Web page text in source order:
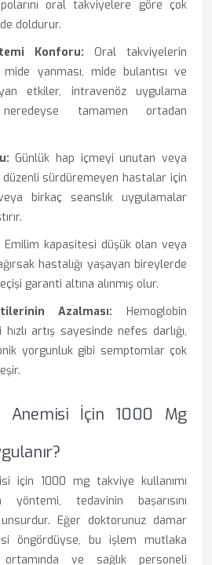
oral takviyelere göre çok
doldurur.
Konforu: Oral takviyelerin
yanması, mide bulantısı ve
etkiler, intravenöz uygulama
tamamen ortadan
Günlük hap içmeyi unutan veya
düzenli sürdüremeyen hastalar için
birkaç seanslık uygulamalar
Emilim kapasitesi düşük olan veya
hastalığı yaşayan bireylerde
garanti altına alınmış olur.
Azalması: Hemoglobin
artış sayesinde nefes darlığı,
yorgunluk gibi semptomlar çok
Anemisi İçin 1000 Mg
için 1000 mg takviye kullanımı
yöntemi, tedavinin başarısını
Eğer doktorunuz damar
öngördüyse, bu işlem mutlaka
ve sağlık personeli